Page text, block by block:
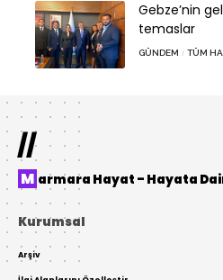
Gebze’nin
temaslar
GÜNDEM TÜM
//
Marmara Hayat – Hayata
Kurumsal
Arşiv